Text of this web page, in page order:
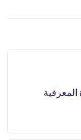
المعرفية